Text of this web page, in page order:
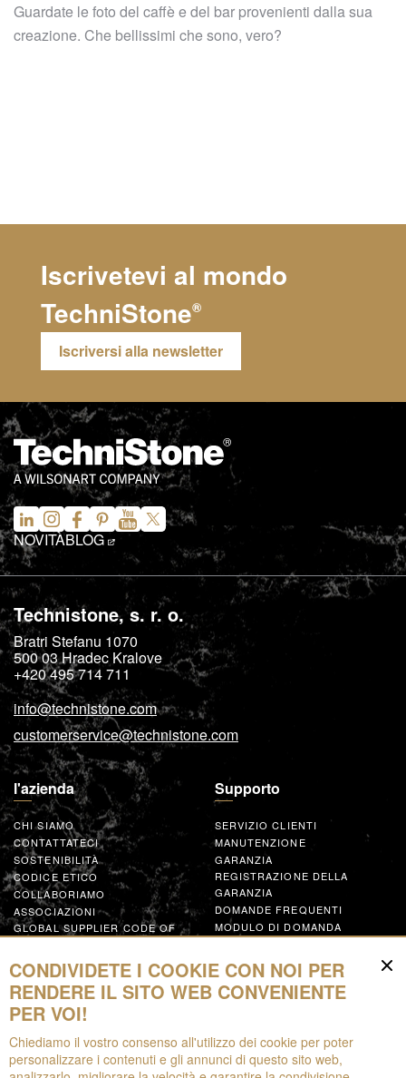
Guardate le foto del caffè e del bar provenienti dalla sua
creazione. Che bellissimi che sono, vero?
Iscrivetevi al mondo
TechniStone®
Iscriversi alla newsletter
NOVITÀBLOG
Technistone, s. r. o.
Bratri Stefanu 1070
500 03Hradec Kralove
+420 495 714 711
info@technistone.com
customerservice@technistone.com
l'azienda
CHI SIAMO
CONTATTATECI
SOSTENIBILITÀ
CODICE ETICO
COLLABORIAMO
ASSOCIAZIONI
GLOBAL SUPPLIER CODE OF
COLLABORA
Supporto
SERVIZIO CLIENTI
MANUTENZIONE
GARANZIA
REGISTRAZIONE DELLA
GARANZIA
DOMANDE FREQUENTI
MODULO DI DOMANDA
Risorse
DA SCARICARE
OPUSCOLI
CONDIVIDETE I COOKIE CON NOI PER
RENDERE IL SITO WEB CONVENIENTE
PER VOI!
Chiediamo il vostro consenso all'utilizzo dei cookie per poter
personalizzare i contenuti e gli annunci di questo sito web,